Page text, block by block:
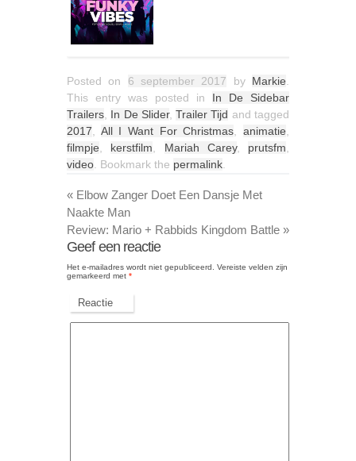
Posted on 6 september 2017 by Markie.
This entry was posted in In De Sidebar
Trailers, In De Slider,Trailer Tijd and tagged
2017, All I Want For Christmas,animatie,
filmpje, kerstfilm, Mariah Carey, prutsfm,
video. Bookmark the permalink.
« Elbow Zanger Doet Een Dansje Met
Naakte Man
Review: Mario + Rabbids Kingdom Battle »
Geef een reactie
Het e-mailadres wordt niet gepubliceerd. Vereiste velden zijn
gemarkeerd met *
Reactie